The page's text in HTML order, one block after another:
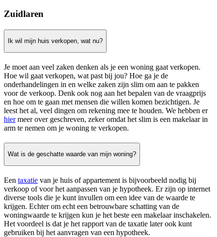
Zuidlaren
Ik wil mijn huis verkopen, wat nu?
Je moet aan veel zaken denken als je een woning gaat verkopen.
Hoe wil gaat verkopen, wat past bij jou? Hoe ga je de
onderhandelingen in en welke zaken zijn slim om aan te pakken
voor de verkoop. Denk ook nog aan het bepalen van de vraagprijs
en hoe om te gaan met mensen die willen komen bezichtigen. Je
leest het al, veel dingen om rekening mee te houden. We hebben er
hiermeer over geschreven, zeker omdat het slim is een makelaar in
arm te nemen om je woning te verkopen.
Wat is de geschatte waarde van mijn woning?
Een taxatie van je huis of appartement is bijvoorbeeld nodig bij
verkoop of voor het aanpassen van je hypotheek. Er zijn op internet
diverse tools die je kunt invullen om een idee van de waarde te
krijgen. Echter om echt een betrouwbare schatting van de
woningwaarde te krijgen kun je het beste een makelaar inschakelen.
Het voordeel is dat je het rapport van de taxatie later ook kunt
gebruiken bij het aanvragen van een hypotheek.